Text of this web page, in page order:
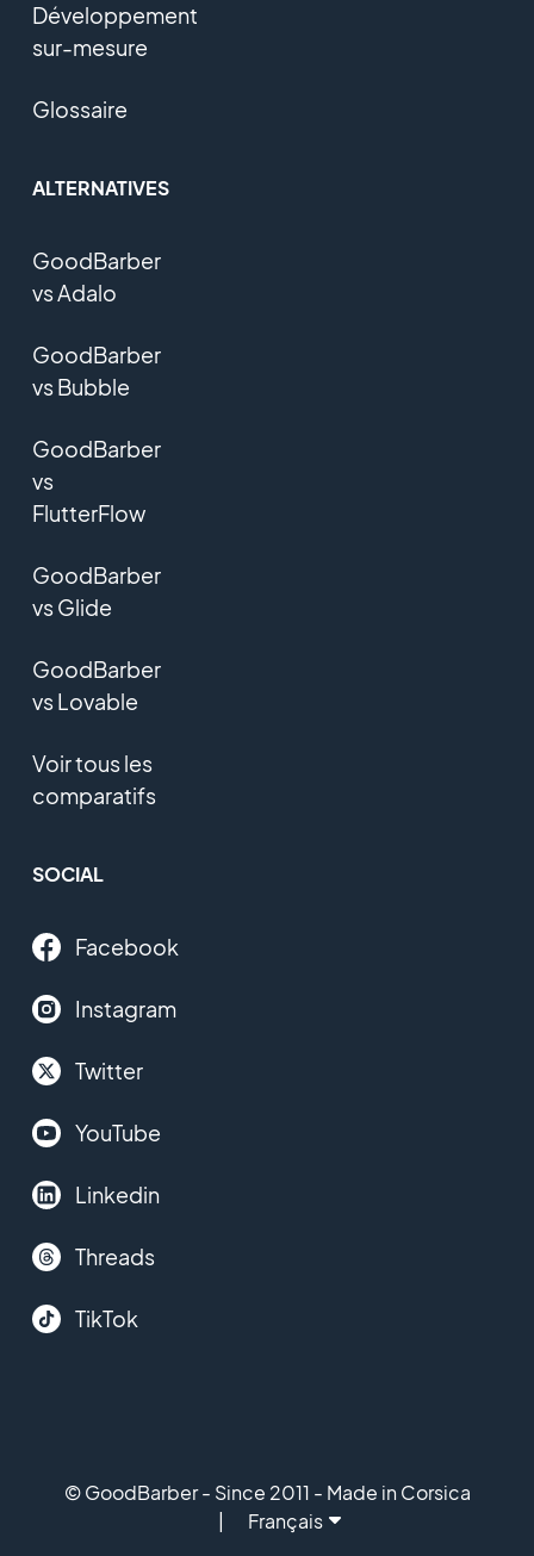
Développement
sur-mesure
Glossaire
ALTERNATIVES
GoodBarber
vs Adalo
GoodBarber
vs Bubble
GoodBarber
vs
FlutterFlow
GoodBarber
vs Glide
GoodBarber
vs Lovable
Voir tous les
comparatifs
SOCIAL
Facebook
Instagram
Twitter
YouTube
Linkedin
Threads
TikTok
© GoodBarber - Since 2011 - Made in Corsica
Français